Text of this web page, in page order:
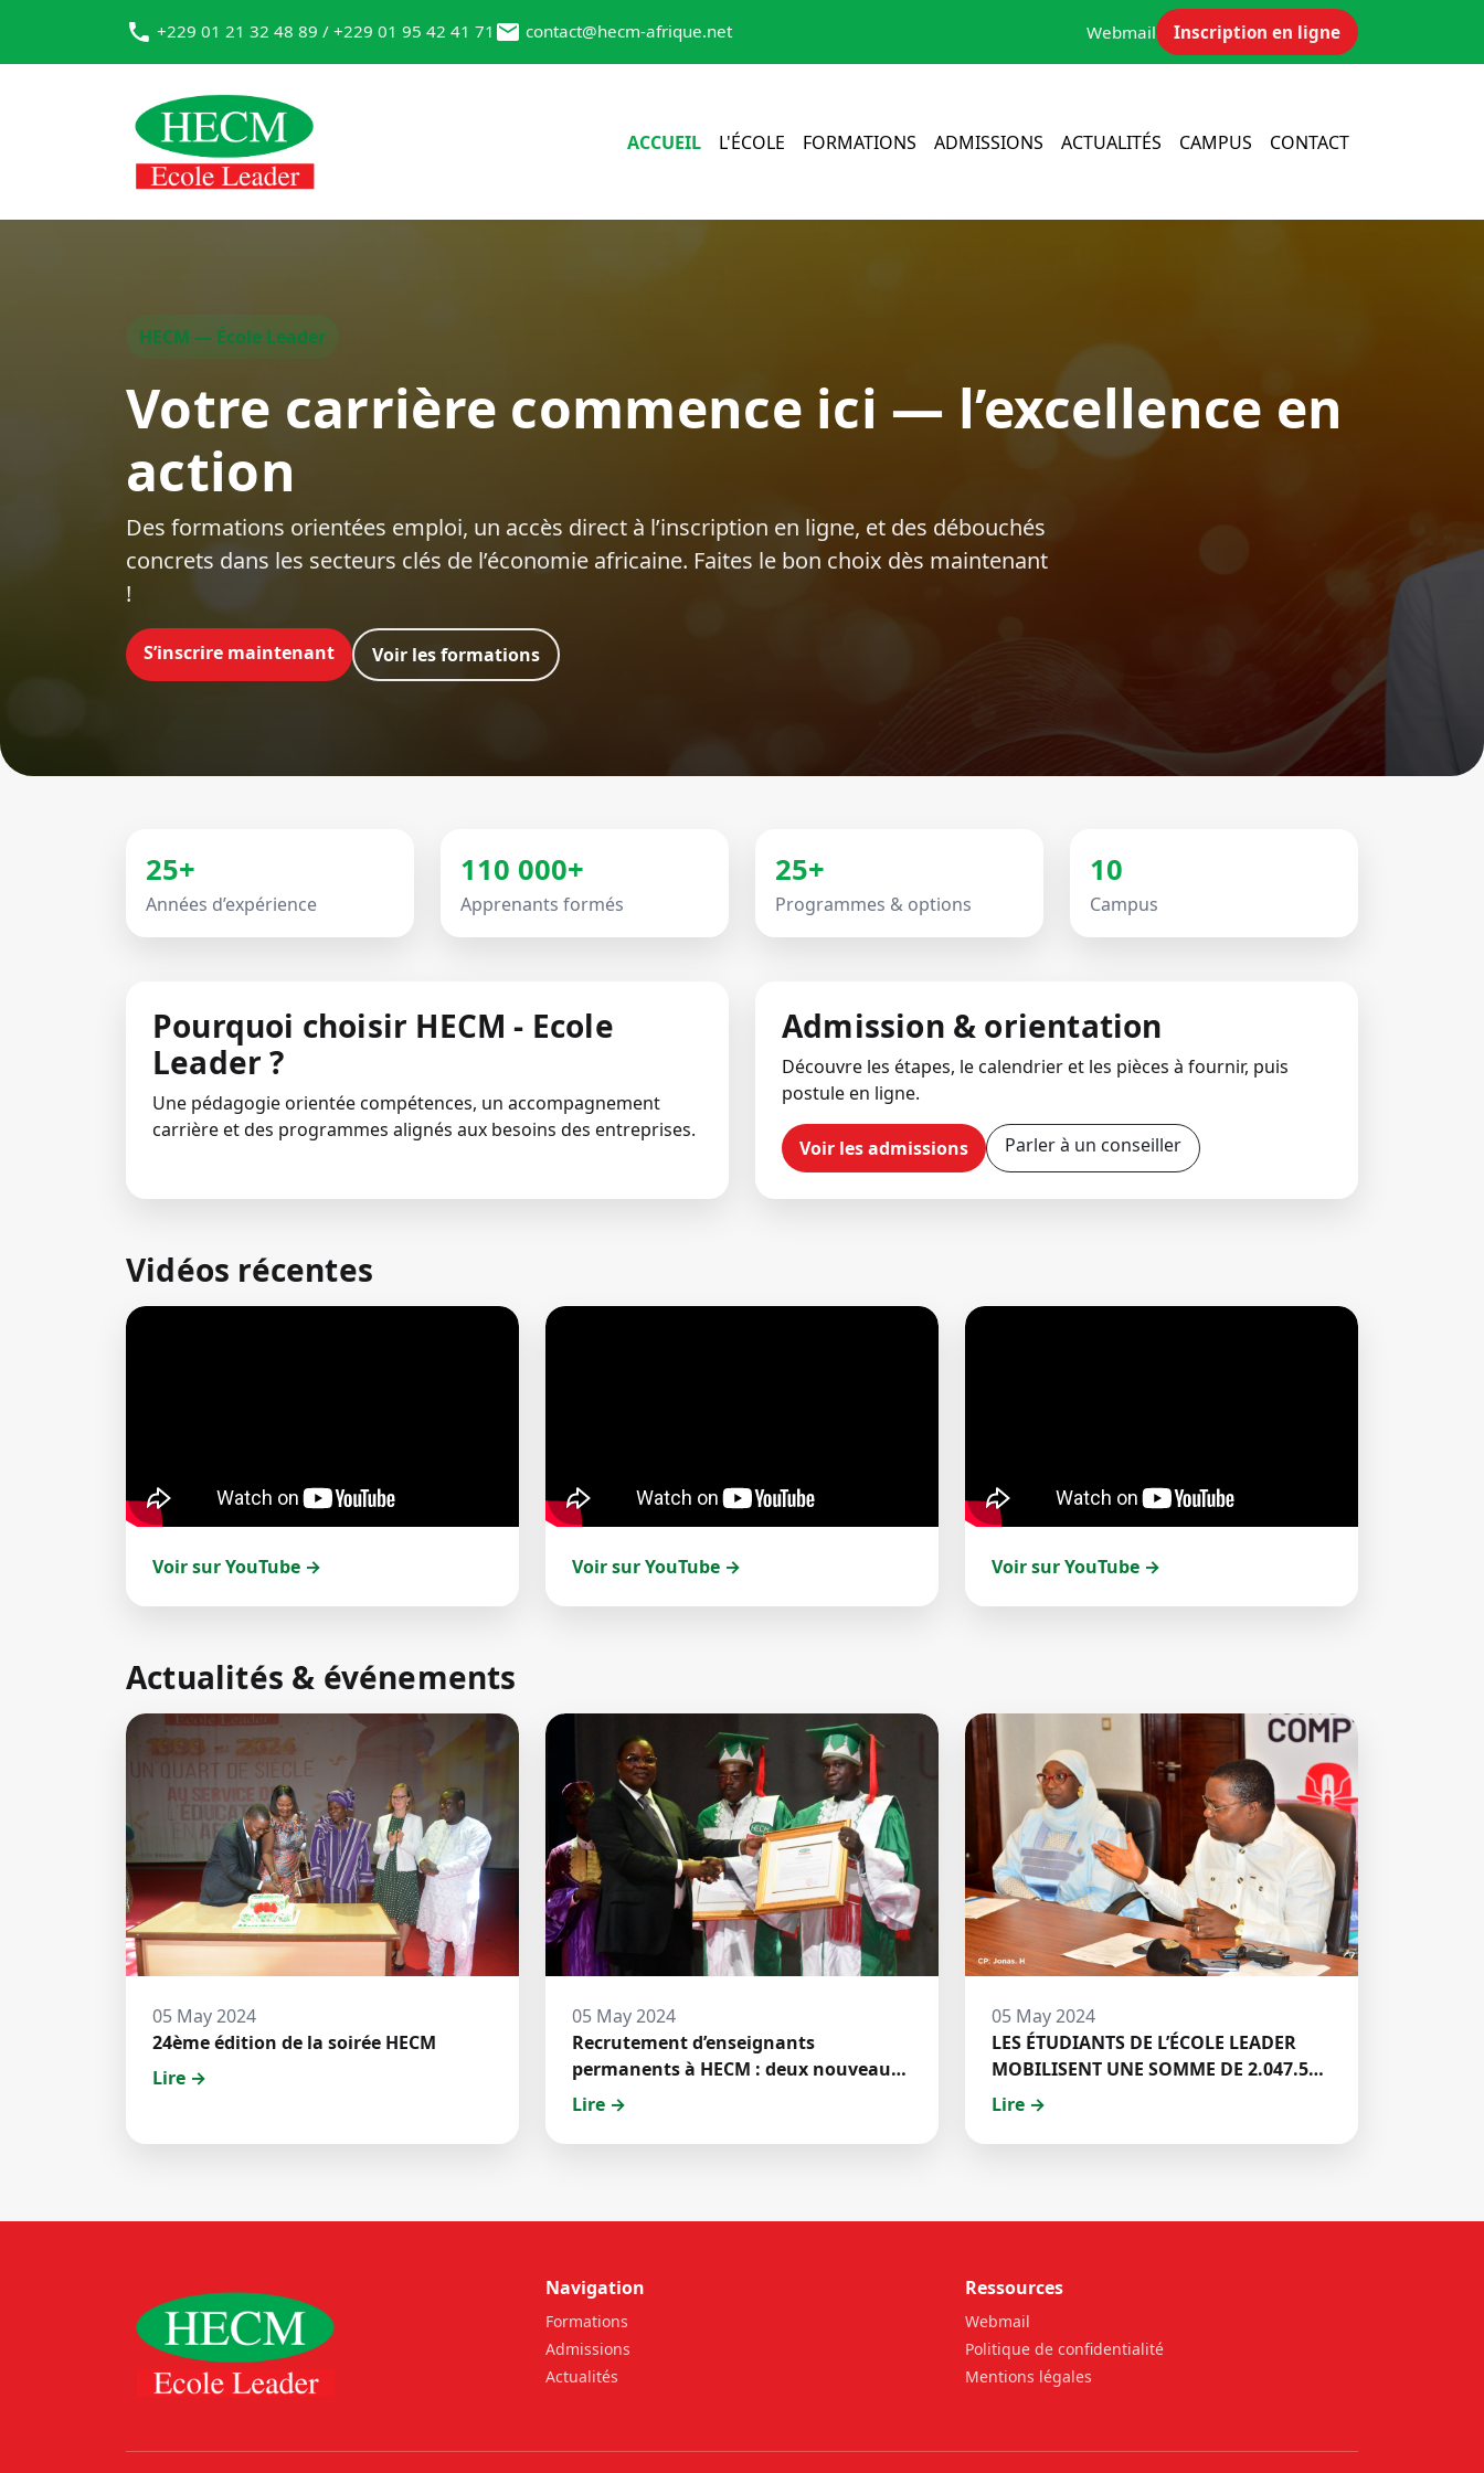
+229 01 21 32 48 89 / +229 01 95 42 41 71 contact@hecm-afrique.net Webmail Inscription en ligne
ACCUEIL L'ÉCOLE FORMATIONS ADMISSIONS ACTUALITÉS CAMPUS CONTACT
HECM — École Leader
Votre carrière commence ici — l’excellence en
action
Des formations orientées emploi‍, un accès direct à l’inscription en ligne, et des débouchés
concrets dans les secteurs clés de l’économie africaine. Faites le bon choix dès maintenant
!
S’inscrire maintenant Voir les formations
25+
Années d’expérience
110 000+
Apprenants formés
25+
Programmes & options
10
Campus
Pourquoi choisir HECM - Ecole
Leader ?
Une pédagogie orientée compétences, un accompagnement
carrière et des programmes alignés aux besoins des entreprises.
Admission & orientation
Découvre les étapes, le calendrier et les pièces à fournir, puis
postule en ligne.
Voir les admissions Parler à un conseiller
Vidéos récentes
Voir sur YouTube → Voir sur YouTube → Voir sur YouTube →
Actualités & événements
05 May 2024
24ème édition de la soirée HECM
Lire →
05 May 2024
Recrutement d’enseignants
permanents à HECM : deux nouveaux
jeunes docteurs ont prêté́ serment
Lire →
05 May 2024
LES ÉTUDIANTS DE L’ÉCOLE LEADER
MOBILISENT UNE SOMME DE 2.047.500
FCFA POUR LE FONDS ZÉRO
REPRESENTANT DES ETUDIANTS DE
Lire →
Navigation
Formations
Admissions
Actualités
Ressources
Webmail
Politique de confidentialité
Mentions légales